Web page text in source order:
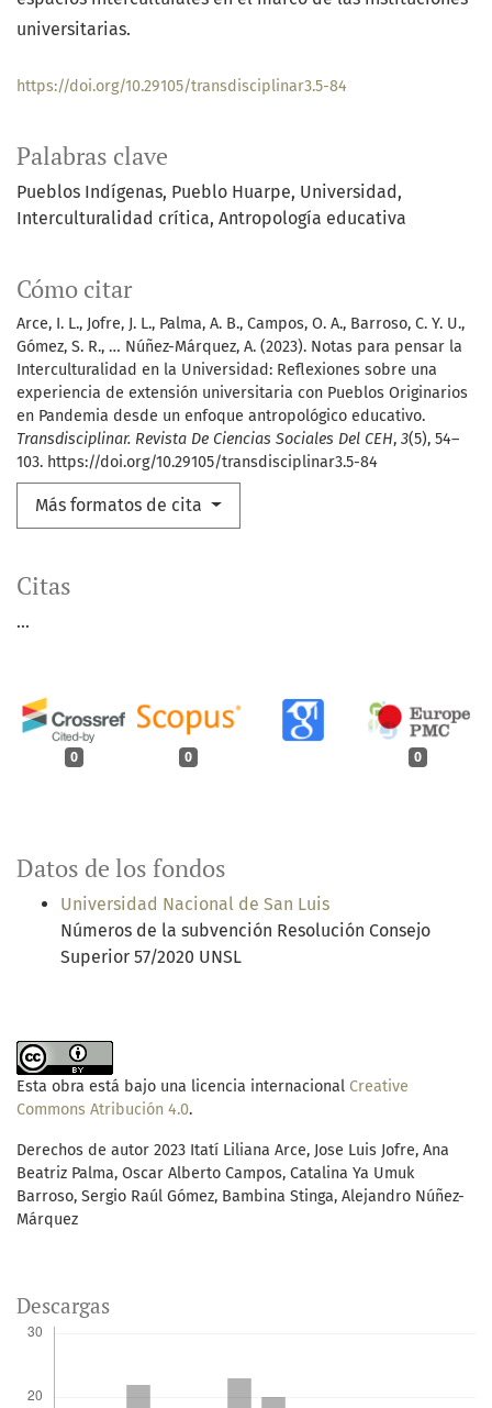
Palabras clave
Pueblos Indígenas Pueblo Huarpe Universidad
Interculturalidad crítica Antropología educativa
Cómo citar
Arce, I. L., Jofre, J. L., Palma, A. B., Campos, O. A., Barroso, C. Y. U.,
Gómez, S. R., … Núñez-Márquez, A. (2023). Notas para pensar la
Interculturalidad en la Universidad: Reflexiones sobre una
experiencia de extensión universitaria con Pueblos Originarios
en Pandemia desde un enfoque antropológico educativo.
Transdisciplinar. Revista De Ciencias Sociales Del CEH, 3(5), 54–
103. https://doi.org/10.29105/transdisciplinar3.5-84
Más formatos de cita
0 0 0
Datos de los fondos
Universidad Nacional de San Luis
Números de la subvención Resolución Consejo
Superior 57/2020 UNSL
universitarias.
https://doi.org/10.29105/transdisciplinar3.5-84
Citas
...
Esta obra está bajo una licencia internacional Creative
Commons Atribución 4.0.
Derechos de autor 2023 Itatí Liliana Arce, Jose Luis Jofre, Ana
Beatriz Palma, Oscar Alberto Campos, Catalina Ya Umuk
Barroso, Sergio Raúl Gómez, Bambina Stinga, Alejandro Núñez-
Márquez
Descargas